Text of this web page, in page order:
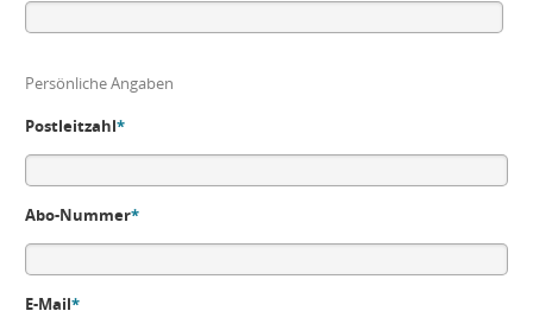
Persönliche Angaben
Postleitzahl*
Abo-Nummer*
E-Mail*